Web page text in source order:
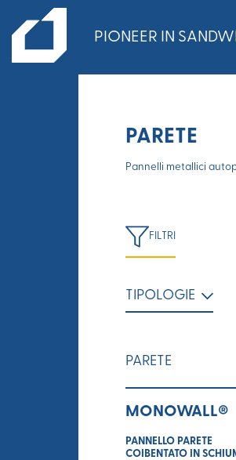
PIONEER IN
PARETE
Pannelli metallici
FILTRI
TIPOLOGIE
PARETE
MONOWALL®
PANNELLO PARETE
COIBENTATO IN